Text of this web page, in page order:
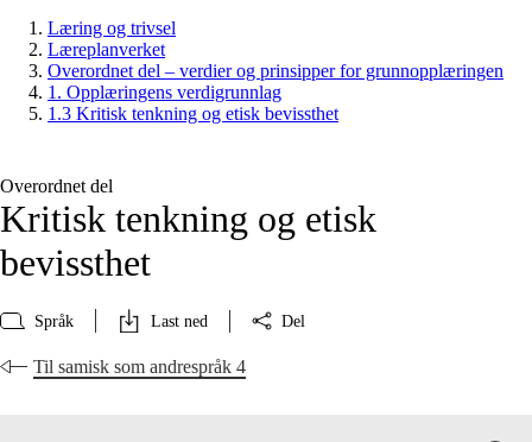
Læring og trivsel
Læreplanverket
Overordnet del – verdier og prinsipper for grunnopplæringen
1. Opplæringens verdigrunnlag
1.3 Kritisk tenkning og etisk bevissthet
Overordnet del
Kritisk tenkning og etisk
bevissthet
Språk Last ned Del
Til samisk som andrespråk 4